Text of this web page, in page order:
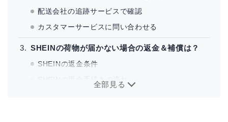
配送会社の追跡サービスで確認
カスタマーサービスに問い合わせる
SHEINの荷物が届かない場合の返金＆補償は？
SHEINの返金条件
SHEINの返金手続きの流れ
全部見る